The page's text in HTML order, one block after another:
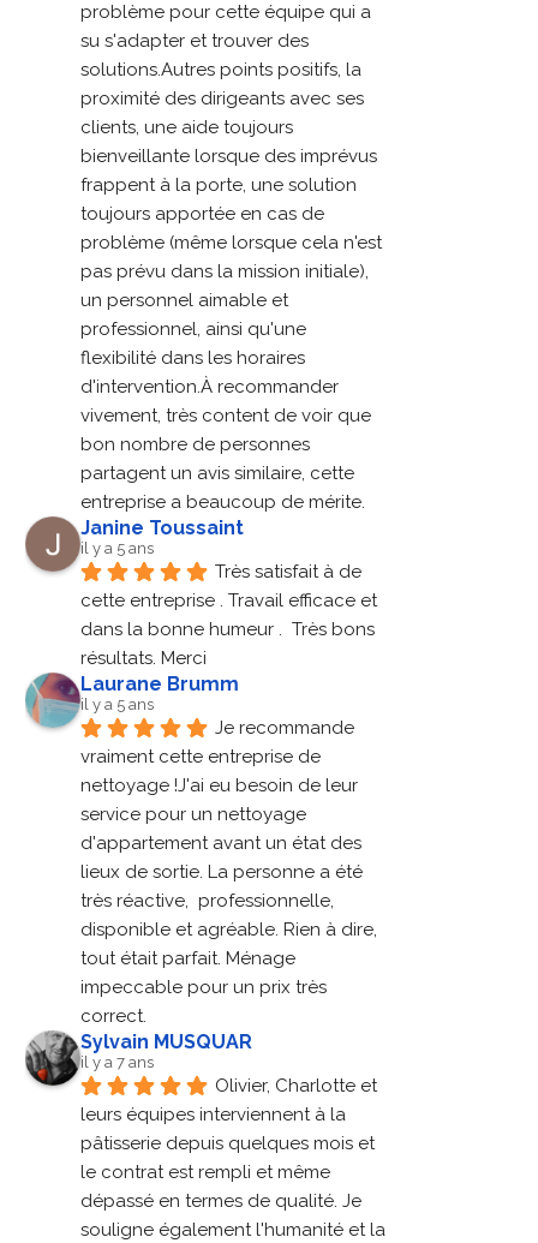
problème pour cette équipe qui a
su s'adapter et trouver des
solutions.Autres points positifs, la
proximité des dirigeants avec ses
clients, une aide toujours
bienveillante lorsque des imprévus
frappent à la porte, une solution
toujours apportée en cas de
problème (même lorsque cela n'est
pas prévu dans la mission initiale),
un personnel aimable et
professionnel, ainsi qu'une
flexibilité dans les horaires
d'intervention.À recommander
vivement, très content de voir que
bon nombre de personnes
partagent un avis similaire, cette
entreprise a beaucoup de mérite.
Janine Toussaint
il y a 5 ans
Très satisfait à de
cette entreprise . Travail efficace et
dans la bonne humeur .  Très bons
résultats. Merci
Laurane Brumm
il y a 5 ans
Je recommande
vraiment cette entreprise de
nettoyage !J'ai eu besoin de leur
service pour un nettoyage
d'appartement avant un état des
lieux de sortie. La personne a été
très réactive,  professionnelle,
disponible et agréable. Rien à dire,
tout était parfait. Ménage
impeccable pour un prix très
correct.
Sylvain MUSQUAR
il y a 7 ans
Olivier, Charlotte et
leurs équipes interviennent à la
pâtisserie depuis quelques mois et
le contrat est rempli et même
dépassé en termes de qualité. Je
souligne également l'humanité et la